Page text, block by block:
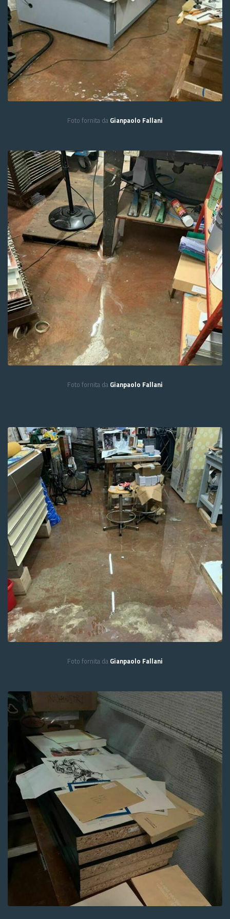
Foto fornita da Gianpaolo Fallani
Foto fornita da Gianpaolo Fallani
Foto fornita da Gianpaolo Fallani